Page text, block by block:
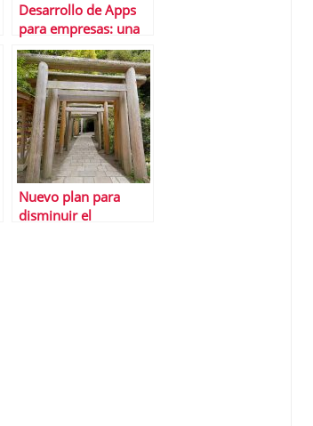
Desarrollo de Apps
para empresas: una
herramienta para el
progreso
Nuevo plan para
disminuir el